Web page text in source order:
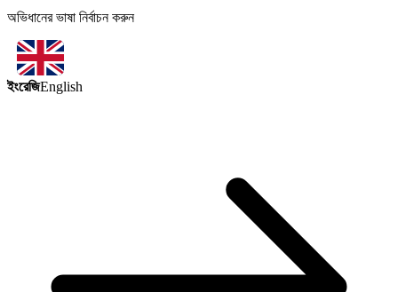
অভিধানের ভাষা নির্বাচন করুন
ইংরেজিEnglish